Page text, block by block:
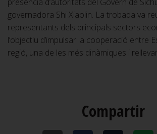
governadora Shi Xiaolin. La trobada va
representants dels principals sectors
l’objectiu d’impulsar la cooperació entre
regió, una de les més dinàmiques i
Compartir